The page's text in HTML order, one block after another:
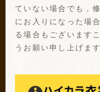
ていない場合でも，
にお入りになった場
る場合もございます
うお願い申し上げます